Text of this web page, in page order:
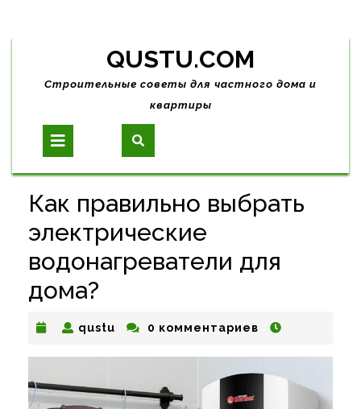
Skip
content
QUSTU.COM
Строительные советы для частного дома и
квартиры
Open
Button
Как правильно выбрать
электрические
водонагреватели для
дома?
qustu qustu0 комментариев